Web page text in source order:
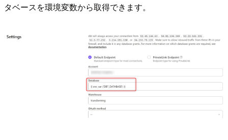
タベースを環境変数から取得できます。